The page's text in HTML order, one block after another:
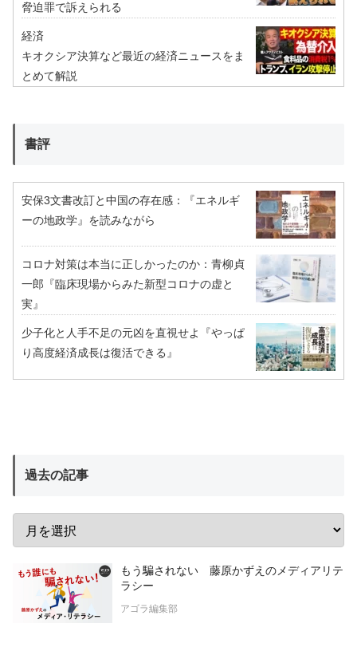
脅迫罪で訴えられる
経済
キオクシア決算など最近の経済ニュースをま
とめて解説
書評
安保3文書改訂と中国の存在感：『エネルギ
ーの地政学』を読みながら
コロナ対策は本当に正しかったのか：青柳貞
一郎『臨床現場からみた新型コロナの虚と
実』
少子化と人手不足の元凶を直視せよ『やっぱ
り高度経済成長は復活できる』
過去の記事
もう騙されない 藤原かずえのメディアリテ
ラシー
アゴラ編集部